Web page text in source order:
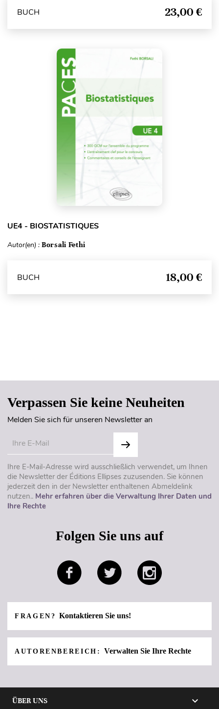
BUCH 23,00 €
UE4 - BIOSTATISTIQUES
Autor(en) : Borsali Fethi
BUCH 18,00 €
Verpassen Sie keine Neuheiten
Melden Sie sich für unseren Newsletter an
Ihre E-Mail-Adresse wird ausschließlich verwendet, um Ihnen
die Newsletter der Éditions Ellipses zuzusenden. Sie können
jederzeit den in der Newsletter enthaltenen Abmeldelink
nutzen.. Mehr erfahren über die Verwaltung Ihrer Daten und
Ihre Rechte
Folgen Sie uns auf
FRAGEN?Kontaktieren Sie uns!
AUTORENBEREICH: Verwalten Sie Ihre Rechte
ÜBER UNS 